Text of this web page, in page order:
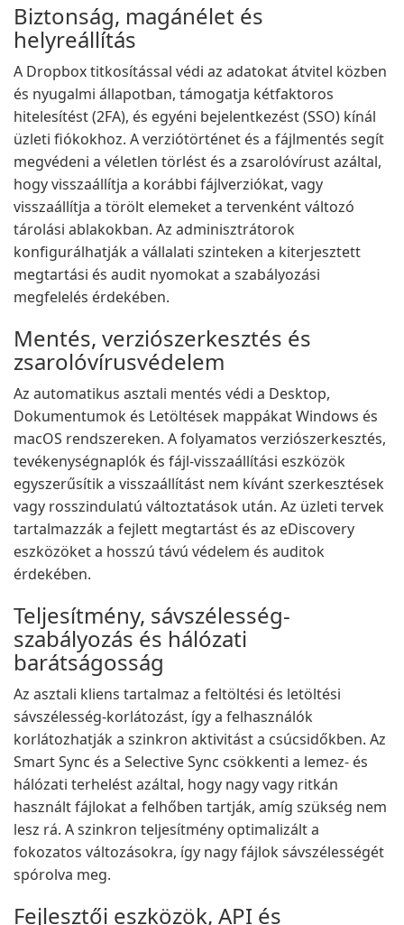
Biztonság, magánélet és
helyreállítás
A Dropbox titkosítással védi az adatokat átvitel közben
és nyugalmi állapotban, támogatja kétfaktoros
hitelesítést (2FA), és egyéni bejelentkezést (SSO) kínál
üzleti fiókokhoz. A verziótörténet és a fájlmentés segít
megvédeni a véletlen törlést és a zsarolóvírust azáltal,
hogy visszaállítja a korábbi fájlverziókat, vagy
visszaállítja a törölt elemeket a tervenként változó
tárolási ablakokban. Az adminisztrátorok
konfigurálhatják a vállalati szinteken a kiterjesztett
megtartási és audit nyomokat a szabályozási
megfelelés érdekében.
Mentés, verziószerkesztés és
zsarolóvírusvédelem
Az automatikus asztali mentés védi a Desktop,
Dokumentumok és Letöltések mappákat Windows és
macOS rendszereken. A folyamatos verziószerkesztés,
tevékenységnaplók és fájl-visszaállítási eszközök
egyszerűsítik a visszaállítást nem kívánt szerkesztések
vagy rosszindulatú változtatások után. Az üzleti tervek
tartalmazzák a fejlett megtartást és az eDiscovery
eszközöket a hosszú távú védelem és auditok
érdekében.
Teljesítmény, sávszélesség-
szabályozás és hálózati
barátságosság
Az asztali kliens tartalmaz a feltöltési és letöltési
sávszélesség-korlátozást, így a felhasználók
korlátozhatják a szinkron aktivitást a csúcsidőkben. Az
Smart Sync és a Selective Sync csökkenti a lemez- és
hálózati terhelést azáltal, hogy nagy vagy ritkán
használt fájlokat a felhőben tartják, amíg szükség nem
lesz rá. A szinkron teljesítmény optimalizált a
fokozatos változásokra, így nagy fájlok sávszélességét
spórolva meg.
Fejlesztői eszközök, API és